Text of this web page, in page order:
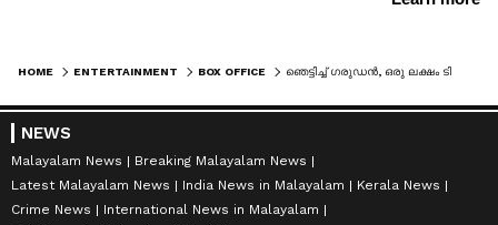
HOME ENTERTAINMENT BOX OFFICE
NEWS
Malayalam News
Breaking Malayalam News
Latest Malayalam News
India News in Malayalam
Kerala News
Crime News
International News in Malayalam